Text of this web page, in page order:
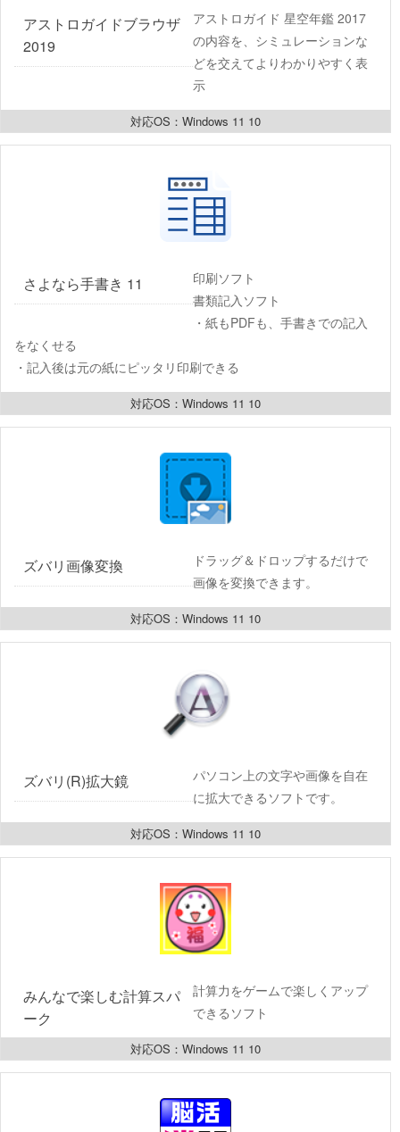
アストロガイドブラウザ
2019
アストロガイド 星空年鑑 2017
の内容を、シミュレーションな
どを交えてよりわかりやすく表
示
対応OS：Windows 11 10
さよなら手書き 11
印刷ソフト
書類記入ソフト
・紙もPDFも、手書きでの記入
をなくせる
・記入後は元の紙にピッタリ印刷できる
対応OS：Windows 11 10
ズバリ画像変換
ドラッグ＆ドロップするだけで
画像を変換できます。
対応OS：Windows 11 10
ズバリ(R)拡大鏡
パソコン上の文字や画像を自在
に拡大できるソフトです。
対応OS：Windows 11 10
みんなで楽しむ計算スパ
ーク
計算力をゲームで楽しくアップ
できるソフト
対応OS：Windows 11 10